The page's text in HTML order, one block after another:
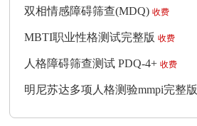
双相情感障碍筛查(MDQ) 收费
MBTI职业性格测试完整版 收费
人格障碍筛查测试 PDQ-4+ 收费
明尼苏达多项人格测验mmpi完整版